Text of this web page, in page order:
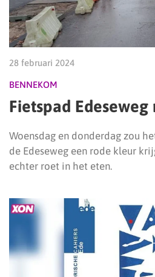
28 februari 2024
BENNEKOM
Fietspad
Woensdag en donderdag zou
de Edeseweg een rode kleur
echter roet in het eten.